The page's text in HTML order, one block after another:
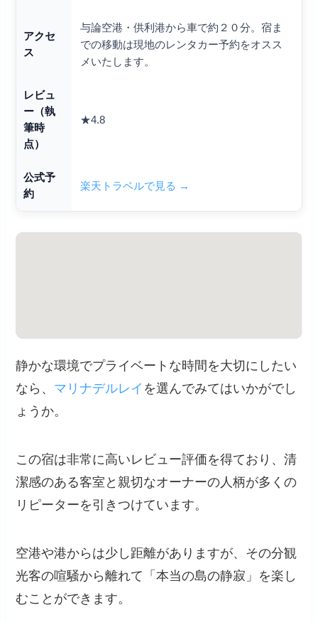
アクセ
ス
与論空港・供利港から車で約２０分。宿ま
での移動は現地のレンタカー予約をオスス
メいたします。
レビュ
ー（執
筆時
点）
★4.8
公式予
約
楽天トラベルで見る →
静かな環境でプライベートな時間を大切にしたい
なら、 マリナデルレイ を選んでみてはいかがでし
ょうか。
この宿は非常に高いレビュー評価を得ており、清
潔感のある客室と親切なオーナーの人柄が多くの
リピーターを引きつけています。
空港や港からは少し距離がありますが、その分観
光客の喧騒から離れて「本当の島の静寂」を楽し
むことができます。